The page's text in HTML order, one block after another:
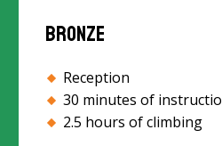
Bronze
Reception
30 minutes of
2.5 hours of climbing